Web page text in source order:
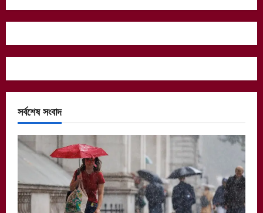
সর্বশেষ সংবাদ